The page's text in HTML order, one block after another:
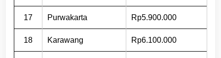
17 Purwakarta Rp5.900.000
18 Karawang Rp6.100.000